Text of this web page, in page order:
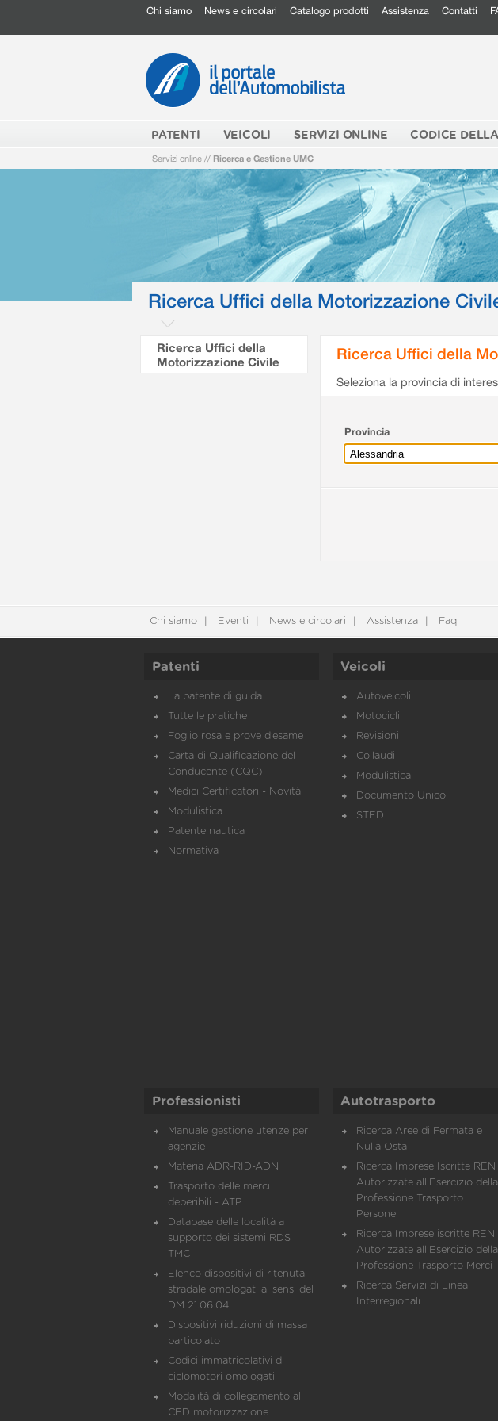
Chi siamo News e circolari Catalogo prodotti Assistenza Contatti
PATENTI VEICOLI SERVIZI ONLINE CODICE
Servizi online // Ricerca e Gestione UMC
Ricerca Uffici della Motorizzazione
Ricerca Uffici della
Motorizzazione Civile
Ricerca Uffici della
Seleziona la provincia di
Provincia
Chi siamo Eventi News e circolari Assistenza Faq
Patenti
La patente di guida
Tutte le pratiche
Foglio rosa e prove d’esame
Carta di Qualificazione del
Conducente (CQC)
Medici Certificatori - Novità
Modulistica
Patente nautica
Normativa
Veicoli
Autoveicoli
Motocicli
Revisioni
Collaudi
Modulistica
Documento Unico
STED
Professionisti
Manuale gestione utenze per
agenzie
Materia ADR-RID-ADN
Trasporto delle merci
deperibili - ATP
Database delle località a
supporto dei sistemi RDS
TMC
Elenco dispositivi di ritenuta
stradale omologati ai sensi del
DM 21.06.04
Dispositivi riduzioni di massa
particolato
Codici immatricolativi di
ciclomotori omologati
Modalità di collegamento al
CED motorizzazione
Autotrasporto
Ricerca Aree di Fermata e
Nulla Osta
Ricerca Imprese Iscritte REN
Autorizzate all'Esercizio della
Professione Trasporto
Persone
Ricerca Imprese iscritte REN
Autorizzate all'Esercizio della
Professione Trasporto Merci
Ricerca Servizi di Linea
Interregionali